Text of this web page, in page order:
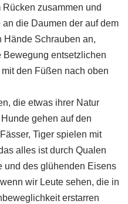
zusammen und
die Daumen der auf dem
Hände Schrauben an,
entsetzlichen
den Füßen nach oben
die etwas ihrer Natur
gehen auf den
Tiger spielen mit
alles ist durch Qualen
und des glühenden Eisens
wir Leute sehen, die in
erstarren